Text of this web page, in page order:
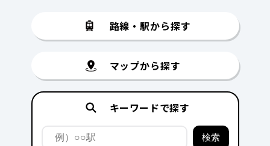
路線・駅から探す
マップから探す
キーワードで探す